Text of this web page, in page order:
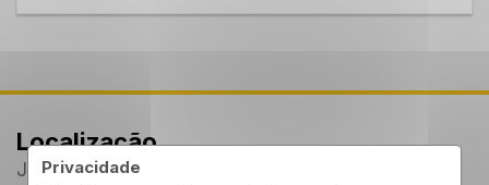
Privacidade
Localização
Jardim Piazza Di Roma II - Sorocaba